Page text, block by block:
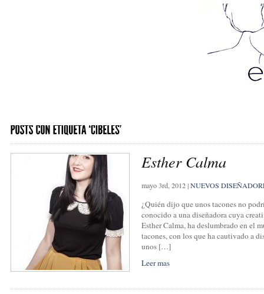
Esther Calma
mayo 3rd, 2012|NUEVOS
¿Quién dijo que unos tacones no
conocido a una diseñadora cuya
Esther Calma, ha deslumbrado en el
tacones, con los que ha cautivado a
unos […]
Leer mas